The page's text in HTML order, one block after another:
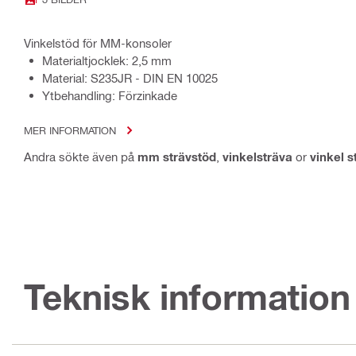
Vinkelstöd för MM-konsoler
Materialtjocklek: 2,5 mm
Material: S235JR - DIN EN 10025
Ytbehandling: Förzinkade
MER INFORMATION
Andra sökte även på mm strävstöd vinkelsträva or vinkel
Teknisk information